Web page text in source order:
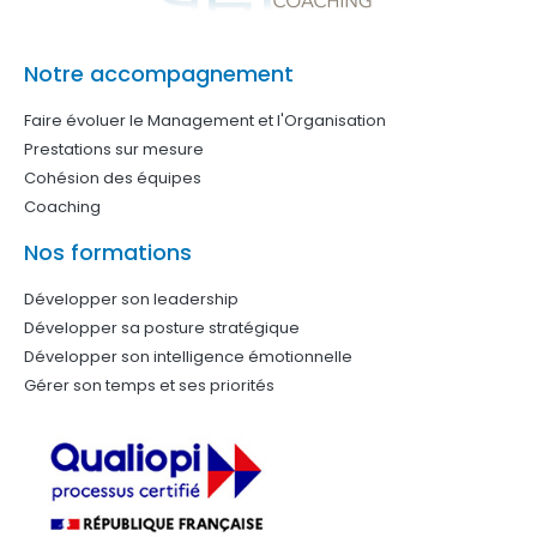
Notre accompagnement
Faire évoluer le Management et l'Organisation
Prestations sur mesure
Cohésion des équipes
Coaching
Nos formations
Développer son leadership
Développer sa posture stratégique
Développer son intelligence émotionnelle
Gérer son temps et ses priorités